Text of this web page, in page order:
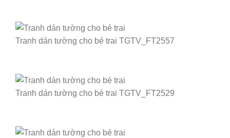
Tranh dán tường cho bé trai TGTV_FT2557
Tranh dán tường cho bé trai TGTV_FT2529